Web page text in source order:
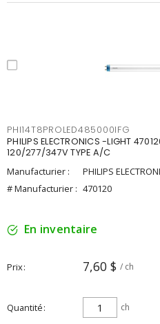
PHI14T8PROLED485000IFG
PHILIPS ELECTRONICS -LIGHT
120/277/347V TYPE A/C
Manufacturier :
PHILIPS
# Manufacturier : 470120
En inventaire
Prix 7,60 $ / ch
Quantité ch